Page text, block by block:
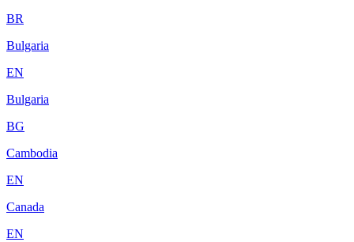
BR
Bulgaria
EN
Bulgaria
BG
Cambodia
EN
Canada
EN